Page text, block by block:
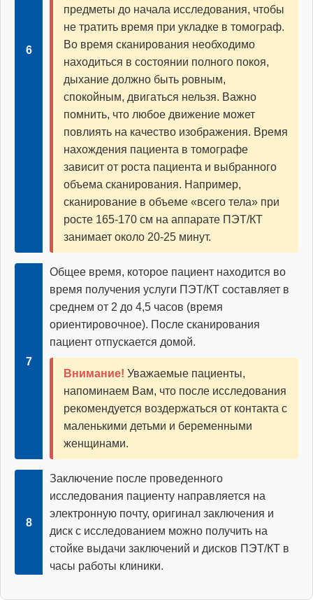
предметы до начала исследования, чтобы
не тратить время при укладке в томограф.
Во время сканирования необходимо
находиться в состоянии полного покоя,
дыхание должно быть ровным,
спокойным, двигаться нельзя. Важно
помнить, что любое движение может
повлиять на качество изображения. Время
нахождения пациента в томографе
зависит от роста пациента и выбранного
объема сканирования. Например,
сканирование в объеме «всего тела» при
росте 165-170 см на аппарате ПЭТ/КТ
занимает около 20-25 минут.
Общее время, которое пациент находится во
время получения услуги ПЭТ/КТ составляет в
среднем от 2 до 4,5 часов (время
ориентировочное). После сканирования
пациент отпускается домой.
Внимание! Уважаемые пациенты,
напоминаем Вам, что после исследования
рекомендуется воздержаться от контакта с
маленькими детьми и беременными
женщинами.
Заключение после проведенного
исследования пациенту направляется на
электронную почту, оригинал заключения и
диск с исследованием можно получить на
стойке выдачи заключений и дисков ПЭТ/КТ в
часы работы клиники.